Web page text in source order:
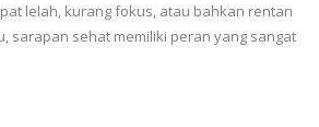
lelah, kurang fokus, atau bahkan rentan
sarapan sehat memiliki peran yang sangat